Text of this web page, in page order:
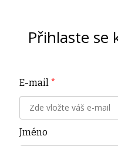
Přihlaste se
E-mail *
Jméno